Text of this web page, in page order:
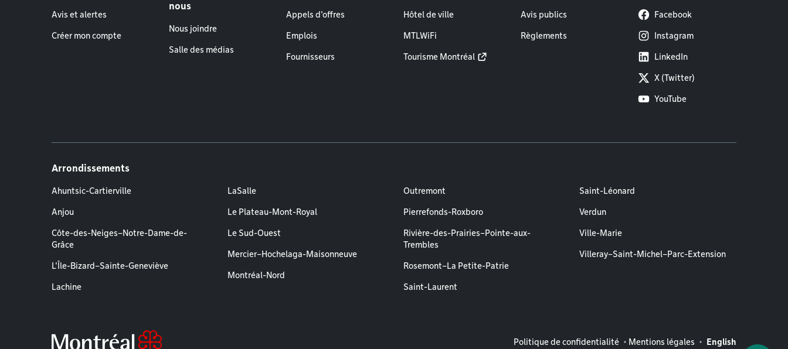
Avis et alertes
Créer mon compte
nous
Nous joindre
Salle des médias
Appels d'offres
Emplois
Fournisseurs
Hôtel de ville
MTLWiFi
Tourisme Montréal
Avis publics
Règlements
Facebook
Instagram
LinkedIn
X (Twitter)
YouTube
Arrondissements
Ahuntsic-Cartierville
Anjou
Côte-des-Neiges–Notre-Dame-de-
Grâce
L'Île-Bizard–Sainte-Geneviève
Lachine
LaSalle
Le Plateau-Mont-Royal
Le Sud-Ouest
Mercier–Hochelaga-Maisonneuve
Montréal-Nord
Outremont
Pierrefonds-Roxboro
Rivière-des-Prairies–Pointe-aux-
Trembles
Rosemont–La Petite-Patrie
Saint-Laurent
Saint-Léonard
Verdun
Ville-Marie
Villeray–Saint-Michel–Parc-Extension
Mentions légales
Politique de confidentialité Mentions légales English